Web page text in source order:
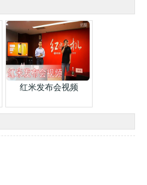
红米发布会视频